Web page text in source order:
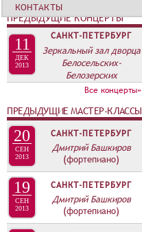
КОНТАКТЫ
ПРЕДЫДУЩИЕ КОНЦЕРТЫ
11
ДЕК
2013
САНКТ-ПЕТЕРБУРГ
Зеркальный зал дворца
Белосельских-
Белозерских
Все концерты»
ПРЕДЫДУЩИЕ МАСТЕР-КЛАССЫ
20
СЕН
2013
САНКТ-ПЕТЕРБУРГ
Дмитрий Башкиров
(фортепиано)
19
СЕН
2013
САНКТ-ПЕТЕРБУРГ
Дмитрий Башкиров
(фортепиано)